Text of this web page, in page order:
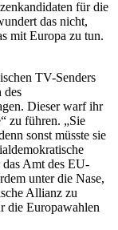
für die
das nicht,
mit Europa zu tun.
TV-Senders
des
Dieser warf ihr
zu führen. „Sie
sonst müsste sie
Amt des EU-
unter die Nase,
Allianz zu
die Europawahlen